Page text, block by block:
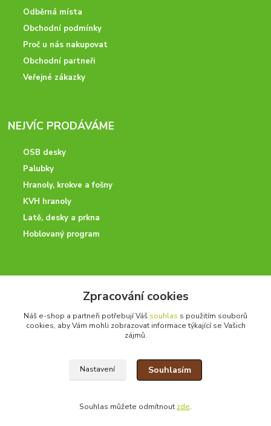
Odběrná místa
Obchodní podmínky
Proč u nás nakupovat
Obchodní partneři
Veřejné zákazky
NEJVÍC PRODÁVÁME
OSB desky
Palubky
Hranoly, krokve a fošny
KVH hranoly
Latě, desky a prkna
Hoblovaný program
Potřebujete poradit? Neváhejte nás kontaktovat.
+420 728 600 625
po - pá 7:00 - 15:00
Zpracování cookies
Náš e-shop a partneři potřebují Váš souhlas s použitím souborů
cookies, aby Vám mohli zobrazovat informace týkající se Vašich
zájmů.
Nastavení Souhlasím
Souhlas můžete odmítnout zde.